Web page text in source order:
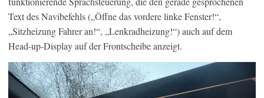
Text des Navibefehls („Öffne das vordere linke Fenster!“,
„Sitzheizung Fahrer an!“, „Lenkradheizung!“) auch auf dem
Head-up-Display auf der Frontscheibe anzeigt.